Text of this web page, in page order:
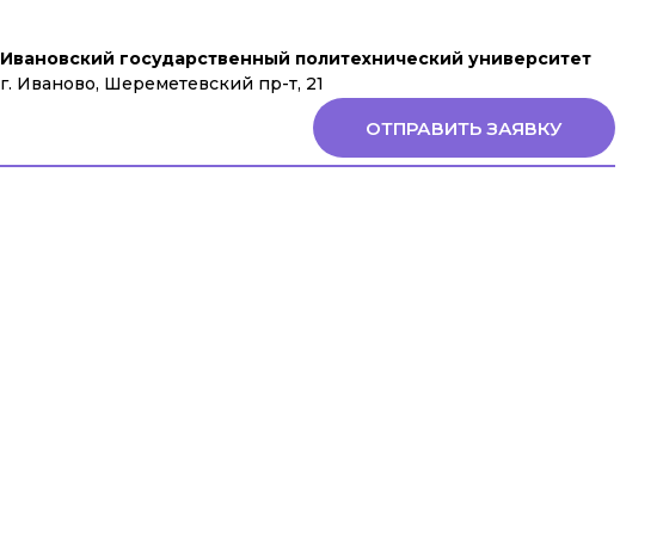
Ивановский государственный политехнический университет
г. Иваново, Шереметевский пр-т, 21
ОТПРАВИТЬ ЗАЯВКУ